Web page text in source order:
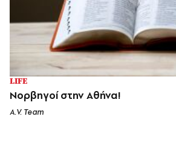
LIFE
Νορβηγοί στην Αθήνα!
A.V. Team